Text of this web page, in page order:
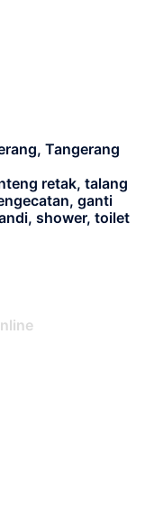
Tangerang
retak, talang
ganti
shower, toilet